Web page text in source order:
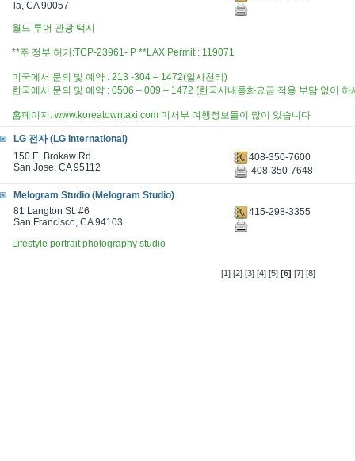
la, CA 90057
월드 투어 관광 택시
**주 정부 허가:TCP-23961- P **LAX Permit : 119071
미국에서 문의 및 예약 : 213 -304 – 1472(일사천리)
한국에서 문의 및 예약 : 0506 – 009 – 1472 (한국시내통화요금 적용 부담 없이 하
홈페이지: www.koreatowntaxi.com 미서부 여행정보들이 많이 있습니다
LG 전자 (LG International)
150 E. Brokaw Rd.
San Jose, CA 95112
408-350-7600
408-350-7648
Melogram Studio (Melogram Studio)
81 Langton St. #6
San Francisco, CA 94103
415-298-3355
Lifestyle portrait photography studio
[1] [2] [3] [4] [5] [6] [7] [8]